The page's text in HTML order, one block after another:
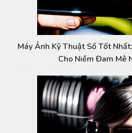
Máy Ảnh Kỹ Thuật Số Tốt
Cho Niềm Đam Mê